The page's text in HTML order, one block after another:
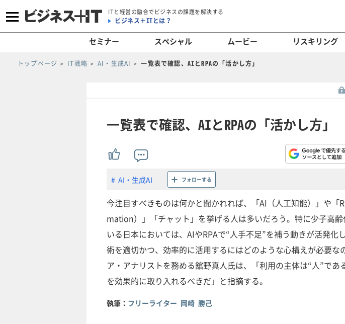
ITと経営の融合でビジネスの課題を解決する
ビジネス＋ITとは？
セミナー スペシャル ムービー リスキリング
トップページ IT戦略 AI・生成AI 一覧表で確認、AIとRPAの「活かし方」
一覧表で確認、AIとRPAの「活かし方」
AI・生成AI フォローする
今注目すべきものは何かと聞かれれば、「AI（人工知能）」や「
mation）」「チャット」を挙げる人は多いだろう。特に少子高
いる日本においては、AIやRPAで“人手不足”を補う動きが活発化
術を適切かつ、効率的に活用するにはどのような心構えが必要な
ア・アナリストを務める舘野真人氏は、「利用の主体は“人”であ
を効果的に取り入れるべきだ」と指摘する。
執筆： フリーライター 岡崎 勝己